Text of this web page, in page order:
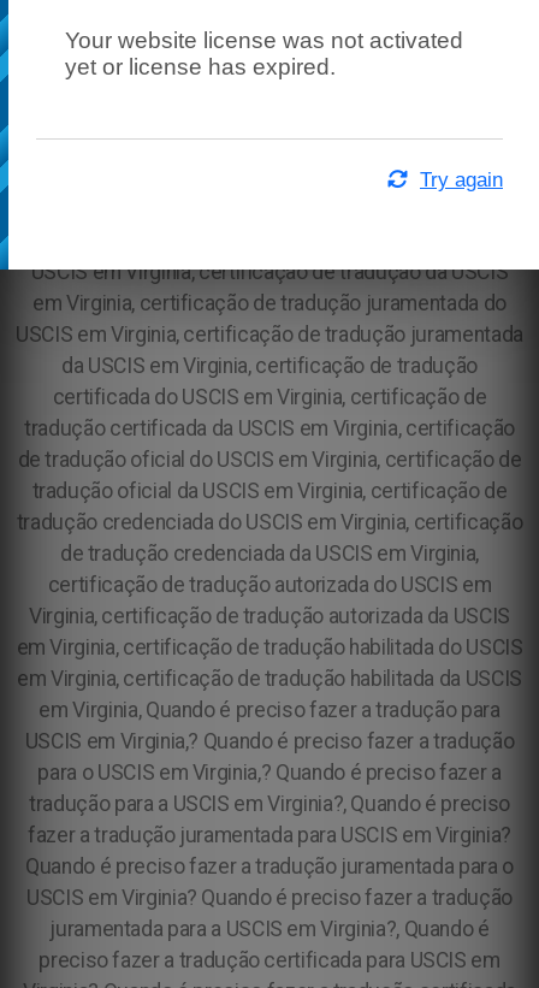
Your website license was not activated
yet or license has expired.
Try again